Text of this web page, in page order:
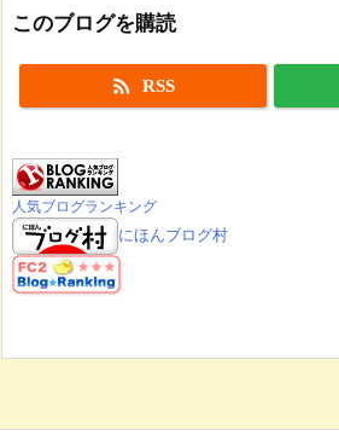
このブログを購読
 RSS
人気ブログランキング
にほんブログ村